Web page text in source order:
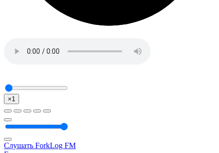
×1
Слушать ForkLog FM